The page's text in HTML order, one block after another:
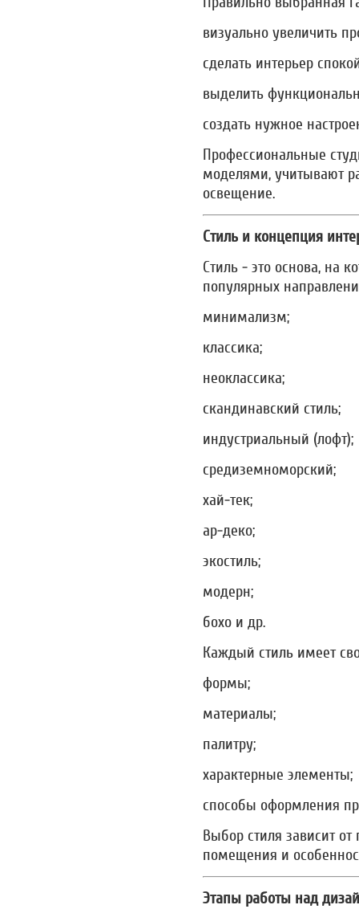
визуально увеличить
сделать интерьер
выделить
создать нужное
Профессиональные
моделями, учитывают
освещение.
Стиль и концепция
Стиль - это основа, на
популярных
минимализм;
классика;
неоклассика;
скандинавский стиль;
индустриальный (лофт);
средиземноморский;
хай-тек;
ар-деко;
экостиль;
модерн;
бохо и др.
Каждый стиль имеет
формы;
материалы;
палитру;
характерные элементы;
способы оформления
Выбор стиля зависит
помещения и
Этапы работы над